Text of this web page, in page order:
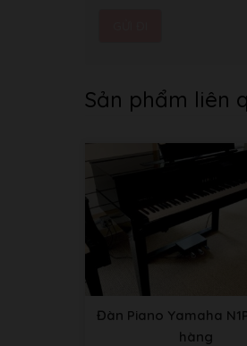
Sản phẩm liên
Đàn Piano Yamaha
hàng